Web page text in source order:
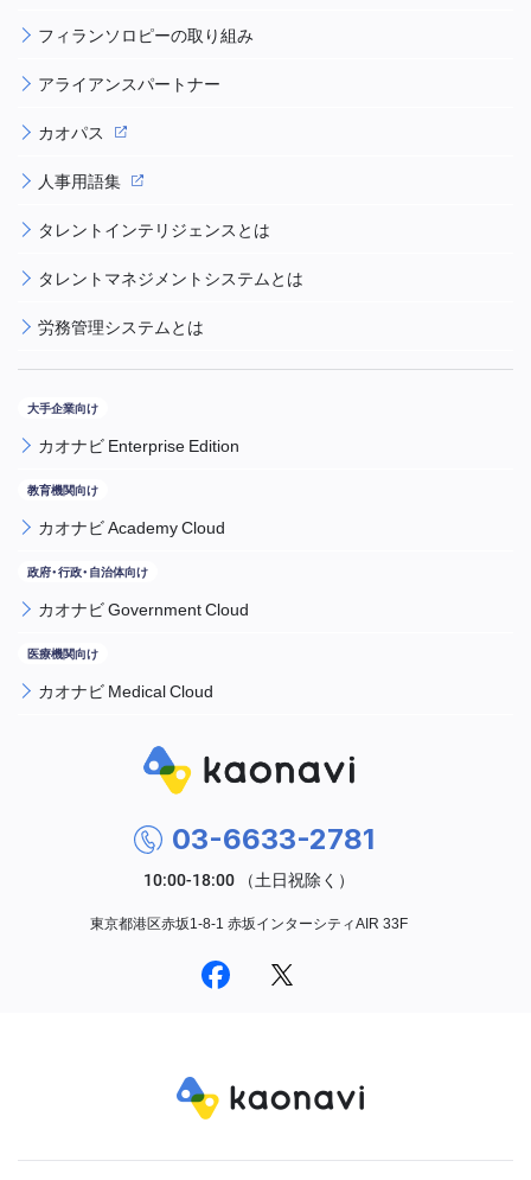
フィランソロピーの取り組み
アライアンスパートナー
カオパス
人事用語集
タレントインテリジェンスとは
タレントマネジメントシステムとは
労務管理システムとは
カオナビ Enterprise Edition
カオナビ Academy Cloud
カオナビ Government Cloud
カオナビ Medical Cloud
03-6633-2781
東京都港区赤坂1-8-1 赤坂インターシティAIR 33F